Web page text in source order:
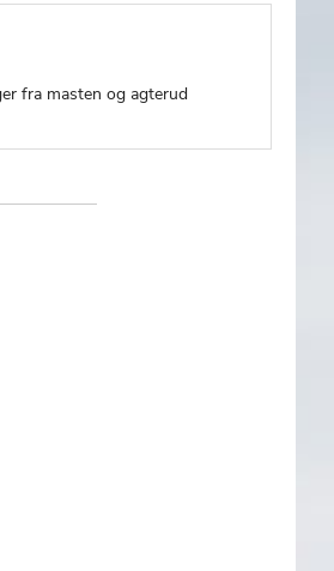
fra masten og agterud